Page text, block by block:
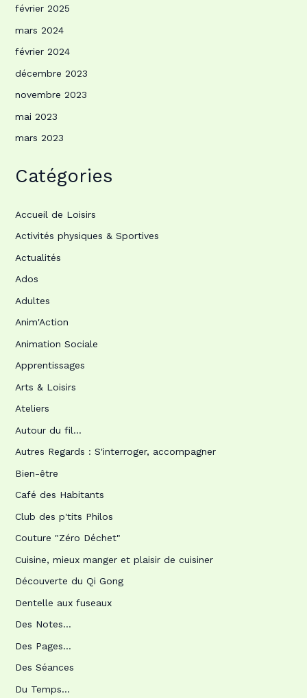
février 2025
mars 2024
février 2024
décembre 2023
novembre 2023
mai 2023
mars 2023
Catégories
Accueil de Loisirs
Activités physiques & Sportives
Actualités
Ados
Adultes
Anim'Action
Animation Sociale
Apprentissages
Arts & Loisirs
Ateliers
Autour du fil…
Autres Regards : S'interroger, accompagner
Bien-être
Café des Habitants
Club des p'tits Philos
Couture "Zéro Déchet"
Cuisine, mieux manger et plaisir de cuisiner
Découverte du Qi Gong
Dentelle aux fuseaux
Des Notes…
Des Pages…
Des Séances
Du Temps…